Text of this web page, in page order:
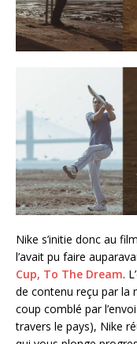
Nike s’initie donc au
l’avait pu faire
Cup, To The Dream.
de contenu reçu par la
coup comblé par
travers le pays), Nike